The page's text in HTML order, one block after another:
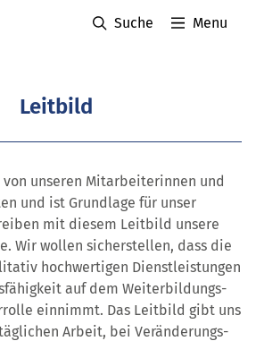
Suche Menu
Leitbild
unseren Mitarbeiterinnen und
und ist Grundlage für unser
mit diesem Leitbild unsere
Wir wollen sicher­stellen, dass die
hochwertigen Dienstleistungen
auf dem Weiter­bildungs­
einnimmt. Das Leitbild gibt uns
Arbeit, bei Veränderungs­